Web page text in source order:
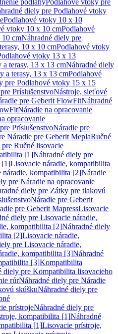
podlahyPodlahové vtoky pre
diely pre Podlahové vtoky
Podlahové vtoky 10 x 10
vtoky 10 x 10 cmPodlahové
10 cmNáhradné diely pre
10 x 10 cmPodlahové vtoky
vtoky 13 x 13
terasy, 13 x 13 cmNáhradné diely
a terasy, 13 x 13 cmPodlahové
pre Podlahové vtoky 15 x 15
PríslušenstvoNástroje, sieťové
pre Geberit FlowFitNáhradné
Náradie na opracovanie
opracovanie
PríslušenstvoNáradie pre
Náradie pre Geberit MeplaRučné
Ručné lisovacie
[1]Náhradné diely pre
[1]Lisovacie náradie, kompatibilita
náradie, kompatibilita [2]Náradie
pre Náradie na opracovanie
diely pre Zátky pre tlakovú
Náradie pre Geberit
pre Geberit MapressLisovacie
diely pre Lisovacie náradie,
kompatibilita [2]Náhradné diely
[2]Lisovacie náradie,
pre Lisovacie náradie,
kompatibilita [3]Náhradné
[3]Kompatibilita
diely pre Kompatibilita lisovacieho
rúrNáhradné diely pre Náradie
skúškuNáhradné diely pre
prístrojeNáhradné diely pre
kompatibilita [1]Náhradné
[1]Lisovacie prístroje,